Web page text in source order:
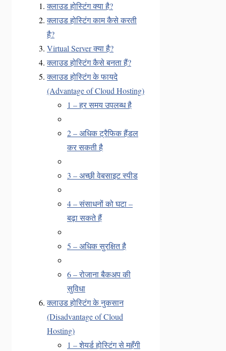
क्लाउड होस्टिंग क्या है?
क्लाउड होस्टिंग काम कैसे करती
है?
Virtual Server क्या है?
क्लाउड होस्टिंग कैसे बनता हैं?
क्लाउड होस्टिंग के फायदे
(Advantage of Cloud Hosting)
1 – हर समय उपलब्ध है
2 – अधिक ट्रैफिक हैंडल
कर सकती है
3 – अच्छी वेबसाइट स्पीड
4 – संसाधनों को घटा –
बढ़ा सकते हैं
5 – अधिक सुरक्षित है
6 – रोजाना बैकअप की
सुविधा
क्लाउड होस्टिंग के नुकसान
(Disadvantage of Cloud
Hosting)
1 – शेयर्ड होस्टिंग से महँगी